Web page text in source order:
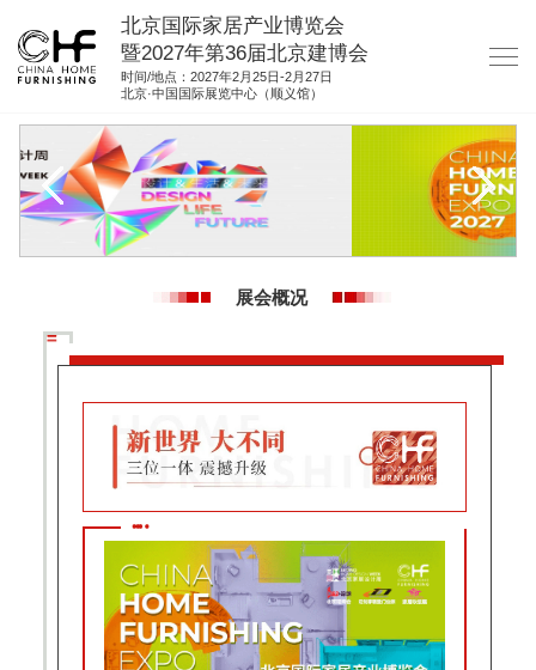
北京国际家居产业博览会
暨2027年第36届北京建博会
时间/地点：2027年2月25日-2月27日
北京·中国国际展览中心（顺义馆）
关于我们
展商服务
资料下载
集团展会
展会概况